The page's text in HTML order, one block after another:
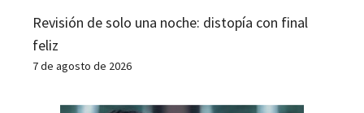
Revisión de solo una noche: distopía con final
feliz
7 de agosto de 2026